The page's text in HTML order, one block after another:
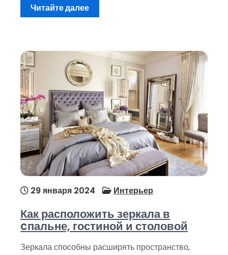
Читайте далее
29 января 2024 Интерьер
Как расположить зеркала в
cпальне, гостиной и столовой
Зеркала способны расширять пространство,